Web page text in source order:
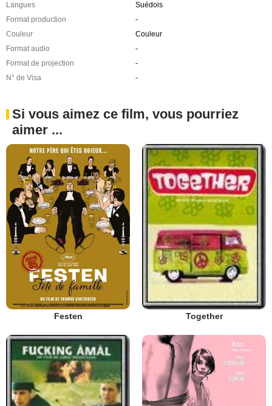
Langues
Suédois
Format production
-
Couleur
Couleur
Format audio
-
Format de projection
-
N° de Visa
-
Si vous aimez ce film, vous pourriez
aimer ...
Festen Together